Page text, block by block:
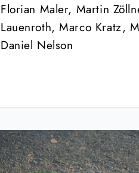
Florian Maler, Martin
Lauenroth, Marco Kratz,
Daniel Nelson